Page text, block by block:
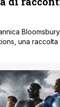
una
tema centrale il
la magia, che
avranno come